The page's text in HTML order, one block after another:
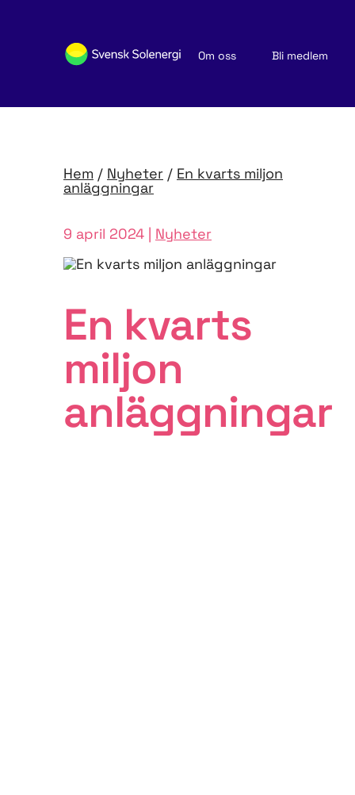
Om oss
Bli medlem
Nyheter och publikationer
Hem / Nyheter / En kvarts miljon
anläggningar
9 april 2024 | Nyheter
En kvarts
miljon
anläggningar